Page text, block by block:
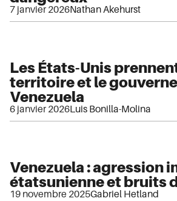
7 janvier 2026Nathan Akehurst
Les États-Unis
territoire et le
Venezuela
6 janvier 2026Luis Bonilla-Molina
Venezuela : agression
étatsunienne et bruits
19 novembre 2025Gabriel Hetland